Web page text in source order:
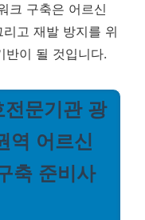
크 구축은 어르신
고 재발 방지를 위
반이 될 것입니다.
문기관 광
역 어르신
축 준비사